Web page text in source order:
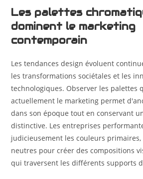
Les palettes
dominent le marketing
contemporain
Les tendances design évoluent
les transformations sociétales et les
technologiques. Observer les palettes
actuellement le marketing permet
dans son époque tout en conservant
distinctive. Les entreprises
judicieusement les couleurs primaires,
neutres pour créer des compositions
qui traversent les différents supports